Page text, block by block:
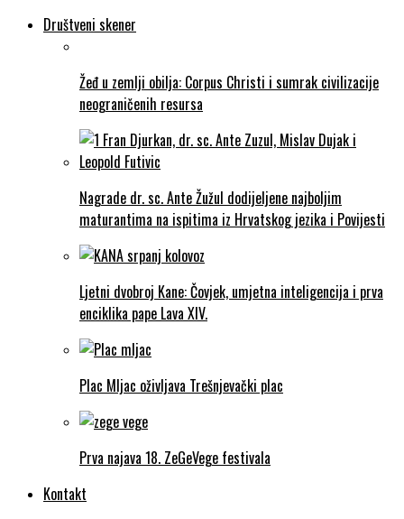
Društveni skener
Žeđ u zemlji obilja: Corpus Christi i sumrak civilizacije
neograničenih resursa
Nagrade dr. sc. Ante Žužul dodijeljene najboljim
maturantima na ispitima iz Hrvatskog jezika i Povijesti
Ljetni dvobroj Kane: Čovjek, umjetna inteligencija i prva
enciklika pape Lava XIV.
Plac Mljac oživljava Trešnjevački plac
Prva najava 18. ZeGeVege festivala
Kontakt